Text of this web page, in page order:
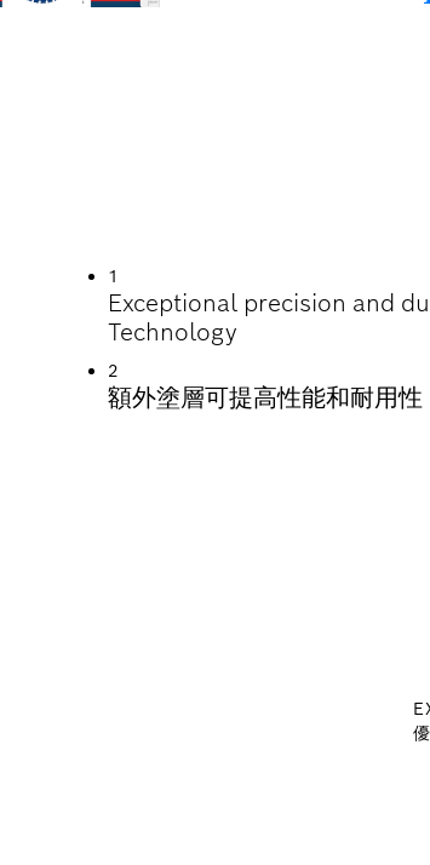
1
Exceptional precision and
Technology
2
額外塗層可提高性能和耐用性